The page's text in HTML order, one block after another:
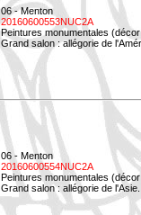
06 - Menton
20160600553NUC2A
Peintures monumentales
Grand salon : allégorie de
06 - Menton
20160600554NUC2A
Peintures monumentales
Grand salon : allégorie de l'Asie.